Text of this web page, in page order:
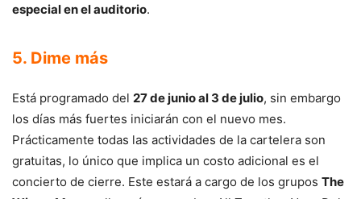
especial en el auditorio.
5. Dime más
Está programado del 27 de junio al 3 de julio, sin embargo
los días más fuertes iniciarán con el nuevo mes.
Prácticamente todas las actividades de la cartelera son
gratuitas, lo único que implica un costo adicional es el
concierto de cierre. Este estará a cargo de los grupos The